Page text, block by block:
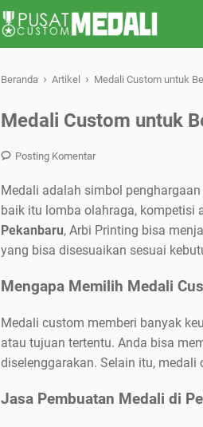
Beranda › Artikel › Medali Custom untuk
Medali Custom untuk
Posting Komentar
Medali adalah simbol
baik itu lomba olahraga, kompetisi
Pekanbaru, Arbi Printing bisa
yang bisa disesuaikan sesuai
Mengapa Memilih Medali
Medali custom memberi banyak
atau tujuan tertentu. Anda bisa
diselenggarakan. Selain itu,
Jasa Pembuatan Medali di